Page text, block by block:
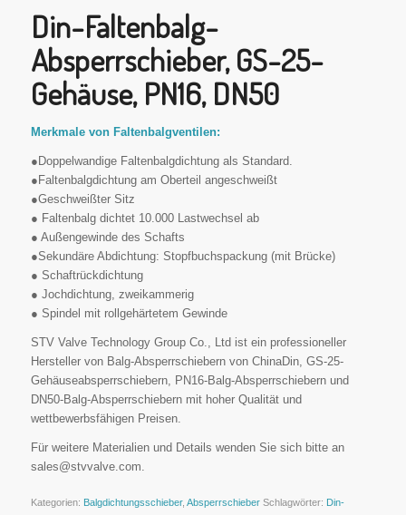
Din-Faltenbalg-
Absperrschieber, GS-25-
Gehäuse, PN16, DN50
Merkmale von Faltenbalgventilen:
●Doppelwandige Faltenbalgdichtung als Standard.
●Faltenbalgdichtung am Oberteil angeschweißt
●Geschweißter Sitz
● Faltenbalg dichtet 10.000 Lastwechsel ab
● Außengewinde des Schafts
●Sekundäre Abdichtung: Stopfbuchspackung (mit Brücke)
● Schaftrückdichtung
● Jochdichtung, zweikammerig
● Spindel mit rollgehärtetem Gewinde
STV Valve Technology Group Co., Ltd ist ein professioneller
Hersteller von Balg-Absperrschiebern von ChinaDin, GS-25-
Gehäuseabsperrschiebern, PN16-Balg-Absperrschiebern und
DN50-Balg-Absperrschiebern mit hoher Qualität und
wettbewerbsfähigen Preisen.
Für weitere Materialien und Details wenden Sie sich bitte an
sales@stvvalve.com.
Kategorien: Balgdichtungsschieber, Absperrschieber Schlagwörter: Din-